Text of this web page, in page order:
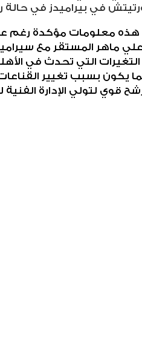
يورتيتش في بيراميدز في
هذه معلومات مؤكدة رغم
ماهر المستقر مع
التي تحدث في
يكون بسبب تغيير
قوي لتولي الإدارة الفنية